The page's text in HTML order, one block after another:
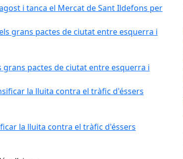
i tanca el Mercat de Sant Ildefons per
grans pactes de ciutat entre esquerra i
la lluita contra el tràfic d'éssers